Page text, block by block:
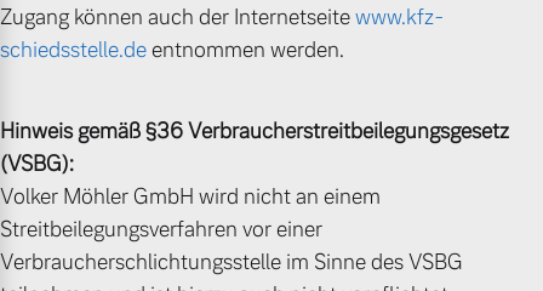
Gebrauchtwagen
Mehr erfahren
Entdecken Sie unsere
Mehr erfahren
Zugang können auch der Internetseitewww.kfz-
schiedsstelle.deentnommen werden.
Hinweis gemäß §36 Verbraucherstreitbeilegungsgesetz
(VSBG):
Volker Möhler GmbH wird nicht an einem
Streitbeilegungsverfahren vor einer
Verbraucherschlichtungsstelle im Sinne des VSBG